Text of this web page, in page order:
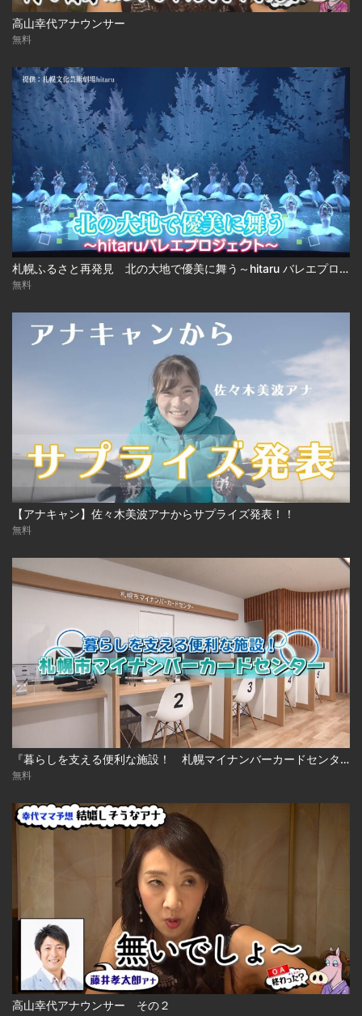
高山幸代アナウンサー
無料
札幌ふるさと再発見 北の大地で優美に舞う～hitaru バレエプロジェクト～
無料
【アナキャン】佐々木美波アナからサプライズ発表！！
無料
『暮らしを支える便利な施設！ 札幌マイナンバーカードセンター』
無料
高山幸代アナウンサー その２